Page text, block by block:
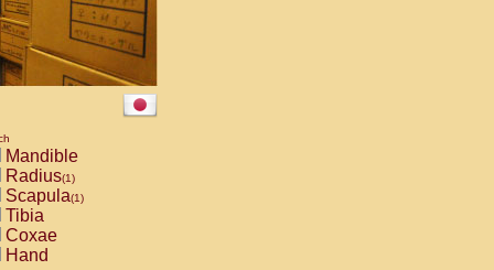
Mandible
Radius(1)
Scapula(1)
Tibia
Coxae
Hand